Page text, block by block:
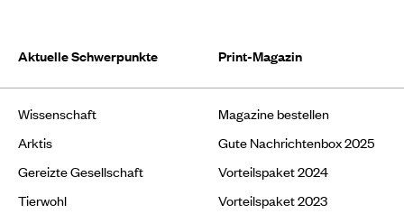
Aktuelle Schwerpunkte
Wissenschaft
Arktis
Gereizte Gesellschaft
Tierwohl
Print-Magazin
Magazine bestellen
Gute Nachrichtenbox 2025
Vorteilspaket 2024
Vorteilspaket 2023